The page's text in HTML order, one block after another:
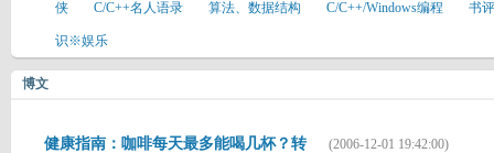
侠 C/C++名人语录 算法、数据结构 C/C++/Windows编程 书
识※娱乐
博文
健康指南：咖啡每天最多能喝几杯？转 (2006-12-01 19:42:00)